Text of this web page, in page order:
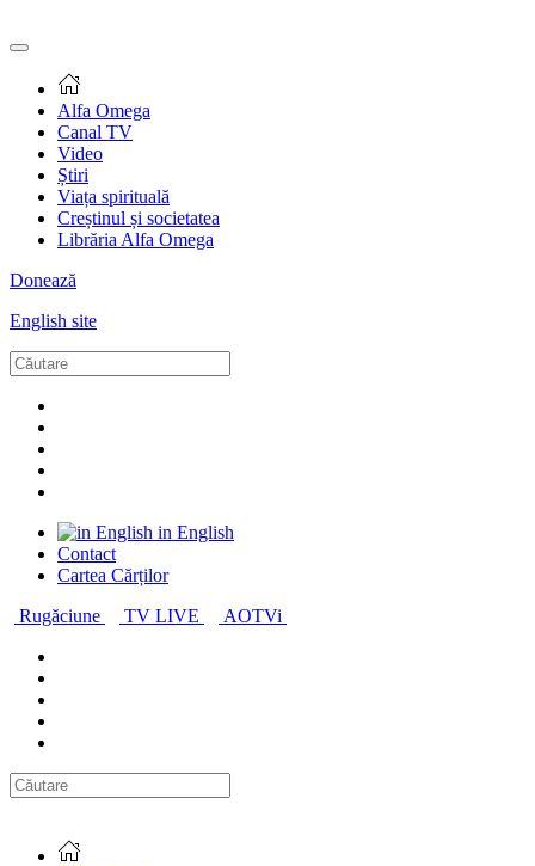
Alfa Omega
Canal TV
Video
Știri
Viața spirituală
Creștinul și societatea
Librăria Alfa Omega
Donează
English site
in English
Contact
Cartea Cărților
Rugăciune
TV LIVE AOTVi